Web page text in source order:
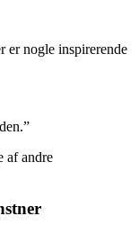
er nogle inspirerende
af andre